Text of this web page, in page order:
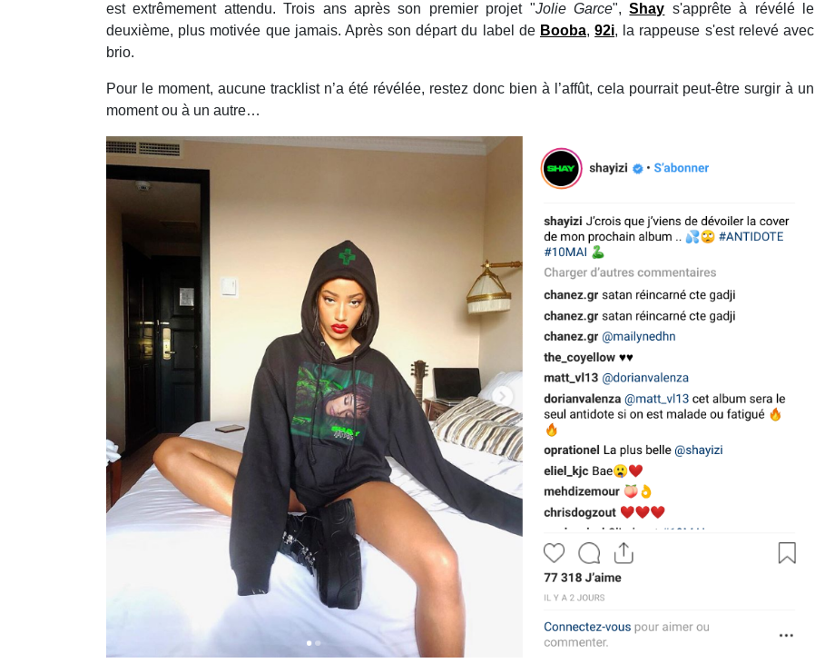
est extrêmement attendu. Trois ans après son premier projet "Jolie Garce",Shay s'apprête à révélé le
deuxième, plus motivée que jamais. Après son départ du label de Booba,92i, la rappeuse s'est relevé avec
brio.
Pour le moment, aucune tracklist n’a été révélée, restez donc bien à l’affût, cela pourrait peut-être surgir à un
moment ou à un autre…